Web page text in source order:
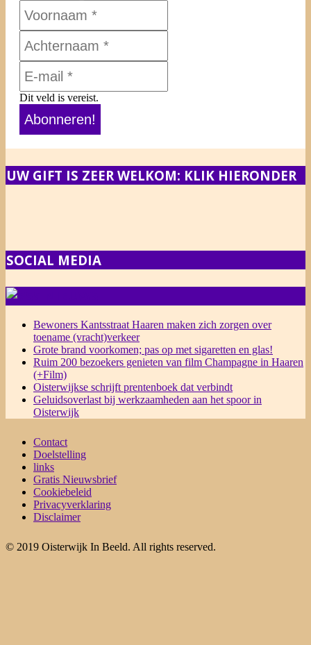
Dit veld is vereist.
UW GIFT IS ZEER WELKOM: KLIK HIERONDER
SOCIAL MEDIA
Bewoners Kantsstraat Haaren maken zich zorgen over
toename (vracht)verkeer
Grote brand voorkomen; pas op met sigaretten en glas!
Ruim 200 bezoekers genieten van film Champagne in Haaren
(+Film)
Oisterwijkse schrijft prentenboek dat verbindt
Geluidsoverlast bij werkzaamheden aan het spoor in
Oisterwijk
Contact
Doelstelling
links
Gratis Nieuwsbrief
Cookiebeleid
Privacyverklaring
Disclaimer
© 2019 Oisterwijk In Beeld. All rights reserved.